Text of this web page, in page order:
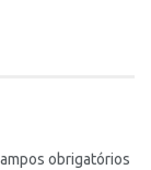
obrigatórios